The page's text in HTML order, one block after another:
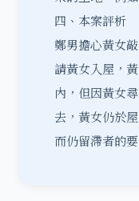
四、本案評析
鄭男擔心黃女
請黃女入屋，
內，但因黃女
去，黃女仍於
而仍留滯者的